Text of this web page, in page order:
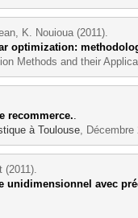
K. Nouioua (2011).
optimization:
Methods and their
recommerce.
à Toulouse, Décembre
unidimensionnel avec